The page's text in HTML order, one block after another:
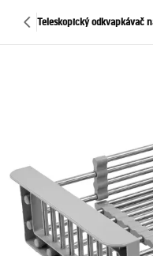
Teleskopický odkvapkávač